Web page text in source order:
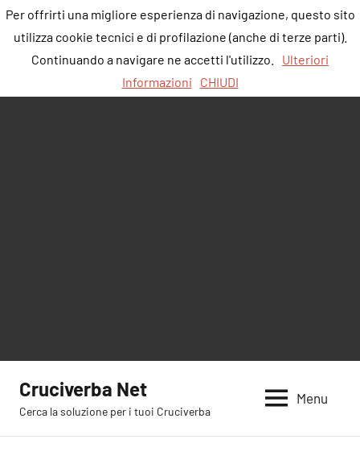
contenuto
Cruciverba Net
Cerca la soluzione per i tuoi Cruciverba
Menu
Per offrirti una migliore esperienza di navigazione, questo sito
utilizza cookie tecnici e di profilazione (anche di terze parti).
Continuando a navigare ne accetti l'utilizzo.
Ulteriori
Informazioni
CHIUDI